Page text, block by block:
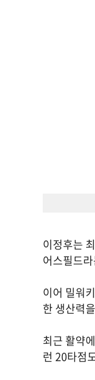
이정후는
어스필드
이어 밀워
한 생산력
최근 활약
런 20타점